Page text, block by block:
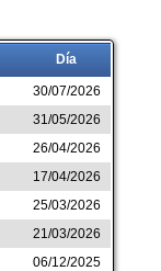
Día
30/07/2026
31/05/2026
26/04/2026
17/04/2026
25/03/2026
21/03/2026
06/12/2025